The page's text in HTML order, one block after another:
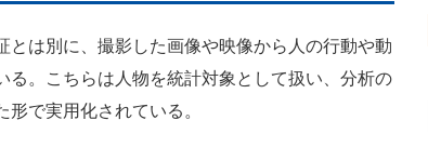
は別に、撮影した画像や映像から人の行動や動
。こちらは人物を統計対象として扱い、分析の
で実用化されている。